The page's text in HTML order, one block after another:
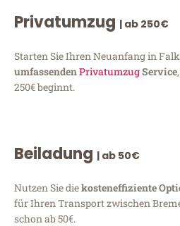
Privatumzug | ab 250€
Starten Sie Ihren Neuanfang in
umfassendenPrivatumzugService
250€ beginnt.
Beiladung | ab 50€
Nutzen Sie diekosteneffiziente
für Ihren Transport zwischen
schon ab 50€.